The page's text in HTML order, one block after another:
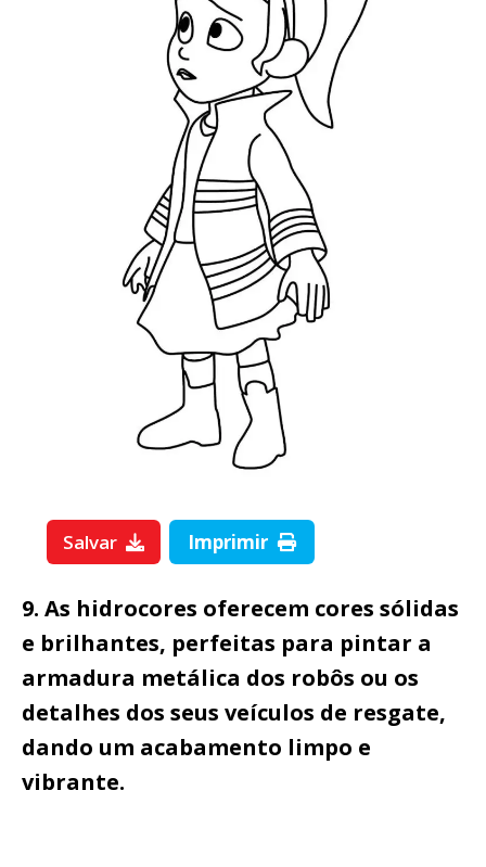
Salvar Imprimir
9. As hidrocores oferecem cores sólidas
e brilhantes, perfeitas para pintar a
armadura metálica dos robôs ou os
detalhes dos seus veículos de resgate,
dando um acabamento limpo e
vibrante.